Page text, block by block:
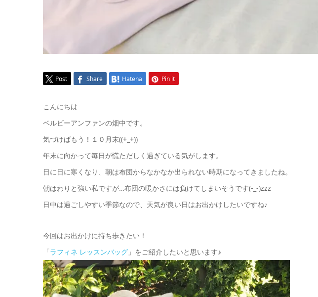
Post Share Hatena Pin it
こんにちは
ベルビーアンファンの畑中です。
気づけばもう！１０月末((+_+))
年末に向かって毎日が慌ただしく過ぎている気がします。
日に日に寒くなり、朝は布団からなかなか出られない時期になってきましたね。
朝はわりと強い私ですが…布団の暖かさには負けてしまいそうです(-_-)zzz
日中は過ごしやすい季節なので、天気が良い日はお出かけしたいですね♪
今回はお出かけに持ち歩きたい！
「ラフィネ レッスンバッグ 」をご紹介したいと思います♪